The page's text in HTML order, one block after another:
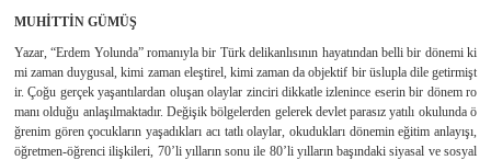
MUHİTTİN GÜMÜŞ
Yazar, “Erdem Yolunda” romanıyla bir Türk delikanlısının hayatından belli bir dönemi ki
mi zaman duygusal, kimi zaman eleştirel, kimi zaman da objektif bir üslupla dile getirmişt
ir. Çoğu gerçek yaşantılardan oluşan olaylar zinciri dikkatle izlenince eserin bir dönem ro
manı olduğu anlaşılmaktadır. Değişik bölgelerden gelerek devlet parasız yatılı okulunda ö
ğrenim gören çocukların yaşadıkları acı tatlı olaylar, okudukları dönemin eğitim anlayışı,
öğretmen-öğrenci ilişkileri, 70’li yılların sonu ile 80’li yılların başındaki siyasal ve sosyal